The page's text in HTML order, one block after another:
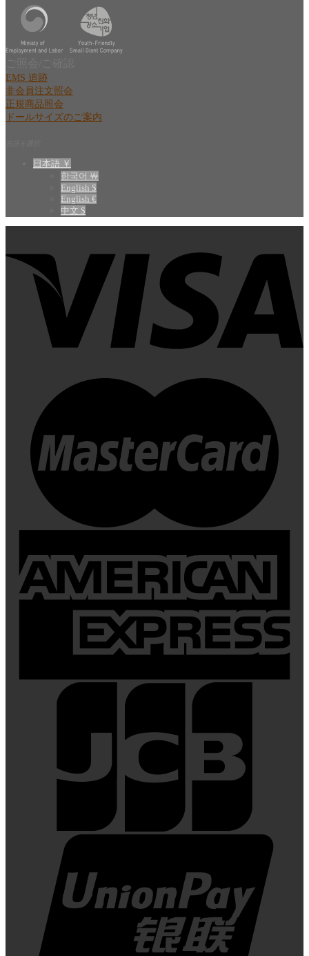
EMS 追跡
非会員注文照会
正規商品照会
ドールサイズのご案内
日本語 ￥
한국어 ￦
English $
English €
中文 $